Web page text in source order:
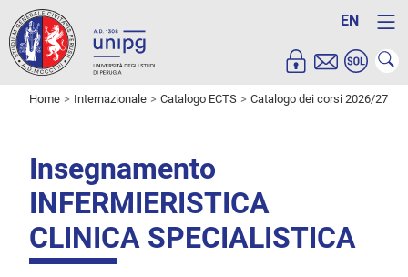
EN
Home Internazionale Catalogo ECTS Catalogo dei corsi 2026/27
Insegnamento
INFERMIERISTICA
CLINICA SPECIALISTICA